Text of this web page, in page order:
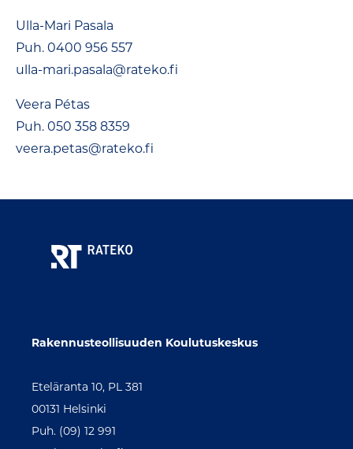
Ulla-Mari Pasala
Puh. 0400 956 557
ulla-mari.pasala@rateko.fi
Veera Pétas
Puh. 050 358 8359
veera.petas@rateko.fi
Rakennusteollisuuden Koulutuskeskus
Eteläranta 10, PL 381
00131 Helsinki
Puh. (09) 12 991